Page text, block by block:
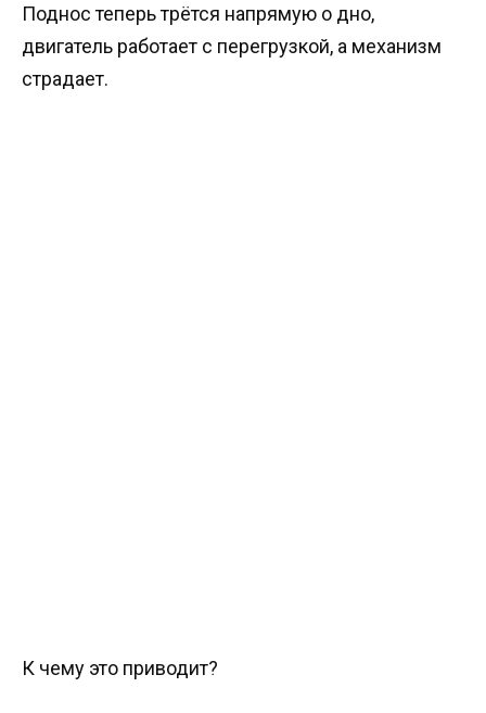
Поднос теперь трётся напрямую о дно,
двигатель работает с перегрузкой, а механизм
страдает.
К чему это приводит?